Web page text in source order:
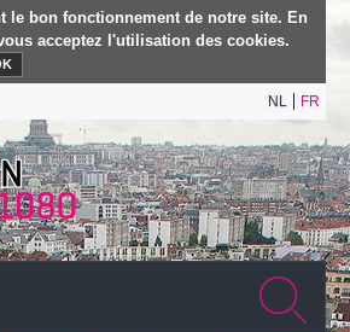
le bon fonctionnement de notre site. En
acceptez l'utilisation des cookies.
NL FR